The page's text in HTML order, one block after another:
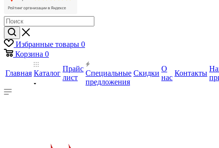
Избранные товары 0
Корзина 0
Главная Каталог
Прайс
лист
Специальные
предложения
Скидки
О
нас
Контакты